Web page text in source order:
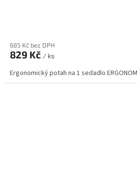
685 Kč bez DPH
829 Kč / ks
Ergonomický potah na 1 sedadlo